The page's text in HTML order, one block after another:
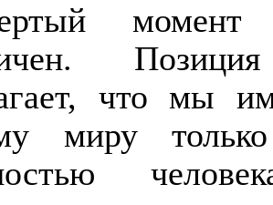
что мы
миру